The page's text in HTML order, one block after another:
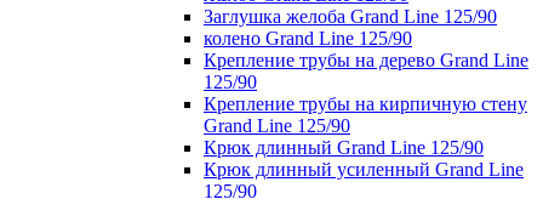
Заглушка желоба Grand Line 125/90
колено Grand Line 125/90
Крепление трубы на дерево Grand Line
125/90
Крепление трубы на кирпичную стену
Grand Line 125/90
Крюк длинный Grand Line 125/90
Крюк длинный усиленный Grand Line
125/90